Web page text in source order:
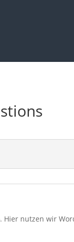
nutzen wir